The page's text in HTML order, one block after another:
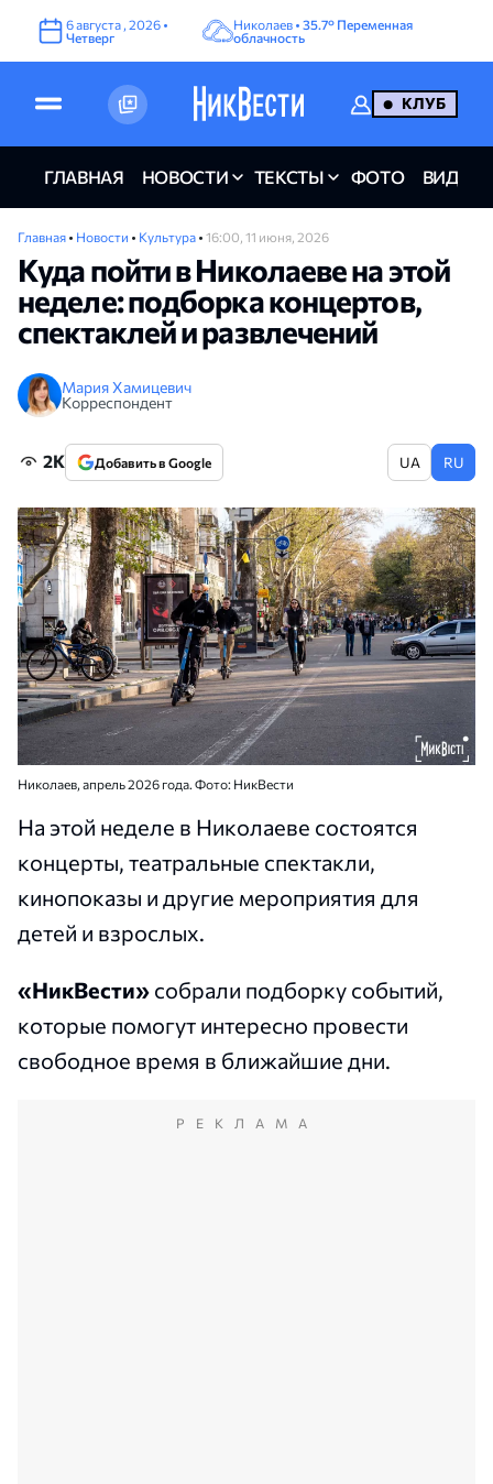
6августа ,2026 •
Четверг
Николаев •35.7° Переменная
облачность
КЛУБ
ГЛАВНАЯ НОВОСТИ ТЕКСТЫ ФОТО ВИДЕО
Главная • Новости • Культура • 16:00, 11 июня, 2026
Куда пойти в Николаеве на этой
неделе: подборка концертов,
спектаклей и развлечений
Мария Хамицевич
Корреспондент
2K Добавить в Google UA RU
Николаев, апрель 2026 года. Фото: НикВести
На этой неделе в Николаеве состоятся
концерты, театральные спектакли,
кинопоказы и другие мероприятия для
детей и взрослых.
«НикВести» собрали подборку событий,
которые помогут интересно провести
свободное время в ближайшие дни.
РЕКЛАМА